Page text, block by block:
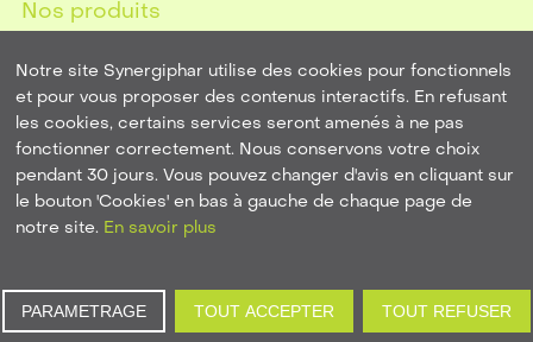
Nos produits
Mentions Légales-Plan de site-Politique de
confidentialité
Unecréation de site internet par l'agence de
communication HOB France Service
Notre site Synergiphar utilise des cookies pour fonctionnels
et pour vous proposer des contenus interactifs. En refusant
les cookies, certains services seront amenés à ne pas
fonctionner correctement. Nous conservons votre choix
pendant 30 jours. Vous pouvez changer d'avis en cliquant sur
le bouton 'Cookies' en bas à gauche de chaque page de
notre site. En savoir plus
PARAMETRAGE TOUT ACCEPTER TOUT REFUSER